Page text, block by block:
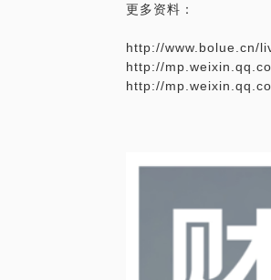
更多资料：
http://www.bolue.cn/
http://
http://